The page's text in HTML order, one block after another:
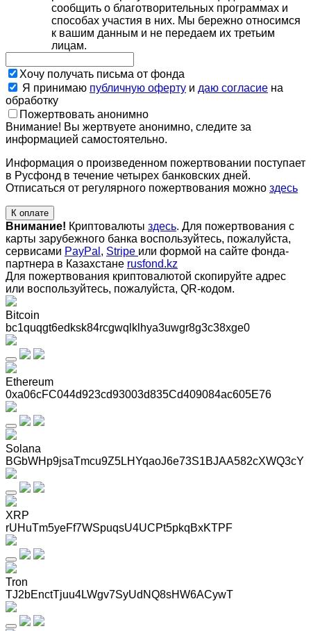
сообщить о благотворительных программах и
способах участия в них. Мы бережно относимся
к вашим данным и не передаем их третьим
лицам.
Хочу получать письма от фонда
Я принимаю публичную оферту и даю согласие на
обработку
Пожертвовать анонимно
Внимание! Вы жертвуете анонимно, следите за
информацией самостоятельно.
Информация о произведенном пожертвовании поступает
в Русфонд в течение четырех банковских дней.
Отписаться от регулярного пожертвования можно здесь
К оплате
Внимание! Криптовалюты здесь. Для пожертвования с
карты зарубежного банка воспользуйтесь, пожалуйста,
сервисами PayPal , Stripe или формой на сайте фонда-
партнера в Казахстане rusfond.kz
Для пожертвования криптовалютой скопируйте адрес
или воспользуйтесь, пожалуйста, QR-кодом.
Bitcoin
bc1quqgt6edksk84rcgwqlklhya3uwgr8g3c38xge0
Ethereum
0xa06cFC044d923cd93003d835Cd409084ac605E76
Solana
BGbWHp9jsaTmcu9Z5LHYqaoJ6e73S1BJAA582cXWQ3cY
XRP
rUHuTm5yeFf7WSpuqsU4UCPt5pkqBxKTPF
Tron
TJ2bEnctTjuu4LWgv7SyUdNQ8sHW6ACywT